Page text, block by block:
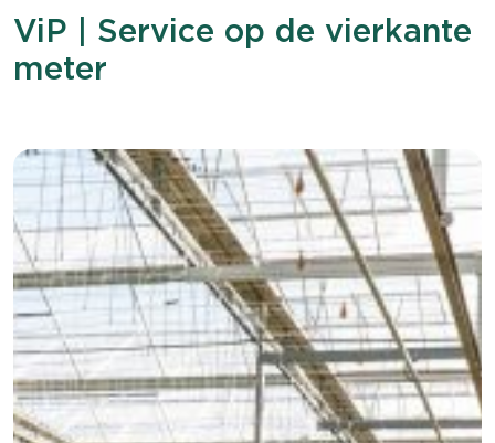
ViP | Service op de vierkante
meter